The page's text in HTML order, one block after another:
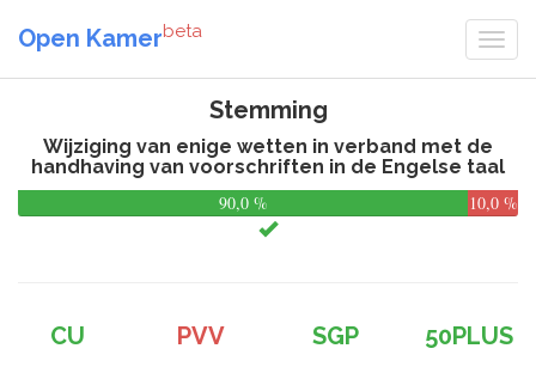
Open Kamerbeta
Stemming
Wijziging van enige wetten in verband met de
handhaving van voorschriften in de Engelse taal
90,0 %
10,0 %
CU PVV SGP
50PLUS